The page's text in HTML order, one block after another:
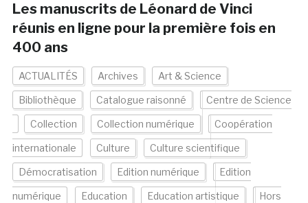
Les manuscrits de Léonard de Vinci
réunis en ligne pour la première fois en
400 ans
ACTUALITÉS Archives Art & Science
Bibliothèque Catalogue raisonné Centre de Science
Collection Collection numérique Coopération
internationale Culture Culture scientifique
Démocratisation Edition numérique Edition
numérique Education Education artistique Hors